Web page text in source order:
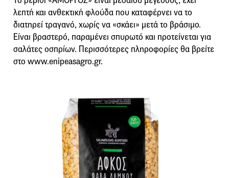
λεπτή και ανθεκτική φλούδα που καταφέρνει να το
διατηρεί τραγανό, χωρίς να «σκάει» μετά το βράσιμο.
Είναι βραστερό, παραμένει σπυρωτό και προτείνεται για
σαλάτες οσπρίων. Περισσότερες πληροφορίες θα βρείτε
στο www.enipeasagro.gr.